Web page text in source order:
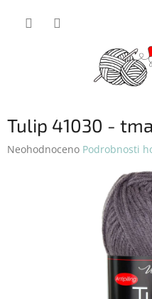
Tulip 41030 -
Průměrné
Neohodnoceno Podrobnosti